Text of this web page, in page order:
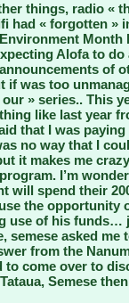
things, radio «
had « forgotten »
Alofa to
of
if was too
» series.. This
like last year
that I was
no way that I
it makes me
I’m
will spend their
the opportunity
use of his funds…
semese asked
from the
to come over to
Semese